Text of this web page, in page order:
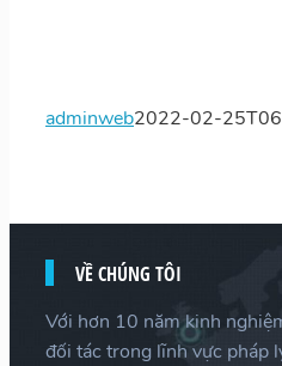
adminweb2022-02-
VỀ CHÚNG TÔI
Với hơn 10 năm kinh
đối tác trong lĩnh vực pháp